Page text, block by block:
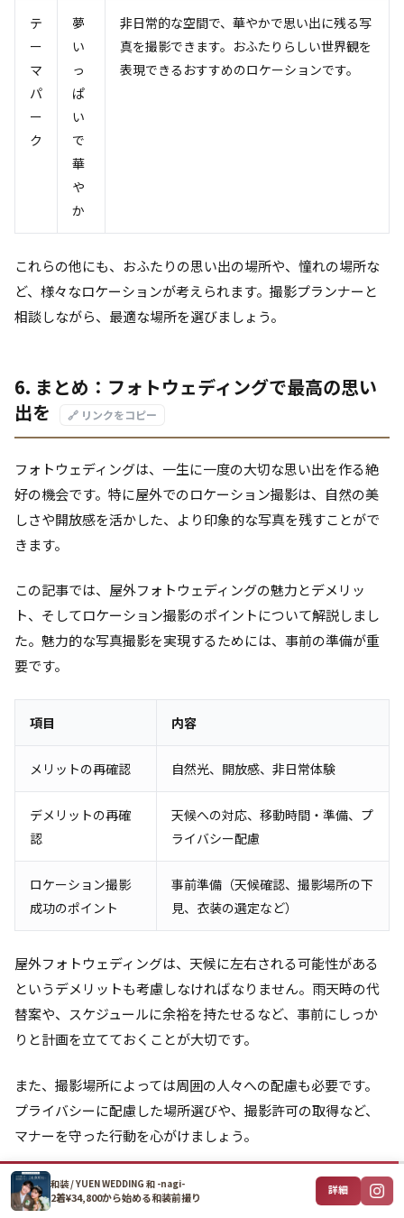
テ
ー
マ
パ
ー
ク
夢
い
っ
ぱ
い
で
華
や
か
非日常的な空間で、華やかで思い出に残る写
真を撮影できます。おふたりらしい世界観を
表現できるおすすめのロケーションです。
これらの他にも、おふたりの思い出の場所や、憧れの場所な
ど、様々なロケーションが考えられます。撮影プランナーと
相談しながら、最適な場所を選びましょう。
6. まとめ：フォトウェディングで最高の思い
出を
🔗 リンクをコピー
フォトウェディングは、一生に一度の大切な思い出を作る絶
好の機会です。特に屋外でのロケーション撮影は、自然の美
しさや開放感を活かした、より印象的な写真を残すことがで
きます。
この記事では、屋外フォトウェディングの魅力とデメリッ
ト、そしてロケーション撮影のポイントについて解説しまし
た。魅力的な写真撮影を実現するためには、事前の準備が重
要です。
項目 内容
メリットの再確認 自然光、開放感、非日常体験
デメリットの再確
認
天候への対応、移動時間・準備、プ
ライバシー配慮
ロケーション撮影
成功のポイント
事前準備（天候確認、撮影場所の下
見、衣装の選定など）
屋外フォトウェディングは、天候に左右される可能性がある
というデメリットも考慮しなければなりません。雨天時の代
替案や、スケジュールに余裕を持たせるなど、事前にしっか
りと計画を立てておくことが大切です。
また、撮影場所によっては周囲の人々への配慮も必要です。
プライバシーに配慮した場所選びや、撮影許可の取得など、
マナーを守った行動を心がけましょう。
これらのポイントを踏まえ、自分たちにぴったりのロケーシ
ョンを選び、素敵な写真を残しましょう。フォトウェディン
和装 / YUEN WEDDING 和 -nagi-
2着¥34,800から始める和装前撮り
詳細